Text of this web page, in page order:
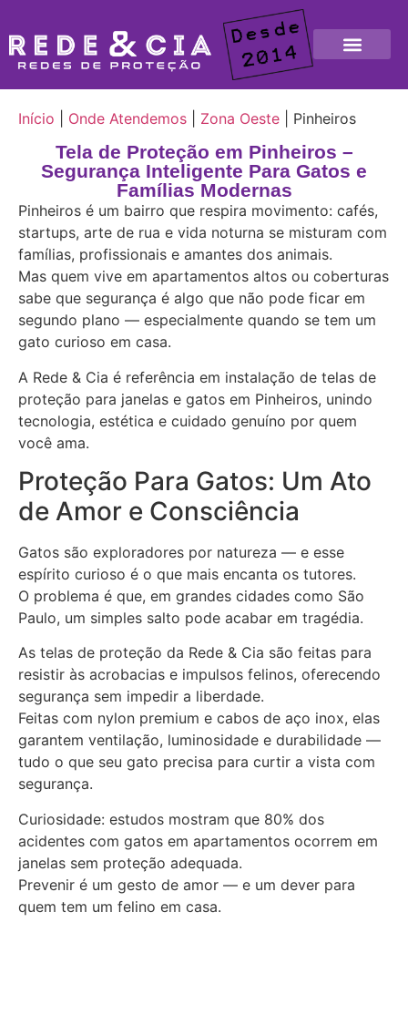
Início Onde Atendemos Zona Oeste Pinheiros
Tela de Proteção em Pinheiros –
Segurança Inteligente Para Gatos e
Famílias Modernas
Pinheiros é um bairro que respira movimento: cafés,
startups, arte de rua e vida noturna se misturam com
famílias, profissionais e amantes dos animais.
Mas quem vive em apartamentos altos ou coberturas
sabe que segurança é algo que não pode ficar em
segundo plano — especialmente quando se tem um
gato curioso em casa.
A Rede & Cia é referência em instalação de telas de
proteção para janelas e gatos em Pinheiros, unindo
tecnologia, estética e cuidado genuíno por quem
você ama.
Proteção Para Gatos: Um Ato
de Amor e Consciência
Gatos são exploradores por natureza — e esse
espírito curioso é o que mais encanta os tutores.
O problema é que, em grandes cidades como São
Paulo, um simples salto pode acabar em tragédia.
As telas de proteção da Rede & Cia são feitas para
resistir às acrobacias e impulsos felinos, oferecendo
segurança sem impedir a liberdade.
Feitas com nylon premium e cabos de aço inox, elas
garantem ventilação, luminosidade e durabilidade —
tudo o que seu gato precisa para curtir a vista com
segurança.
Curiosidade: estudos mostram que 80% dos
acidentes com gatos em apartamentos ocorrem em
janelas sem proteção adequada.
Prevenir é um gesto de amor — e um dever para
quem tem um felino em casa.